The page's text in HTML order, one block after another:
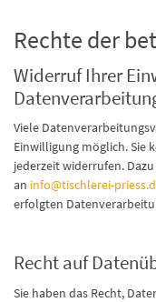
Rechte der
Widerruf Ihrer
Viele
Einwilligung möglich. Sie
jederzeit widerrufen.
an info@tischlerei-
erfolgten
Recht auf
Sie haben das Recht,